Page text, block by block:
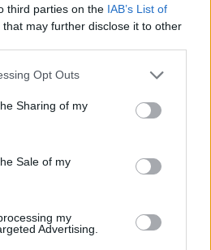
third parties on the IAB’s List of
that may further disclose it to other
Opt Outs
Sharing of my
Sale of my
my
Advertising.
pokyčiams
kad Darbo partija paneigė